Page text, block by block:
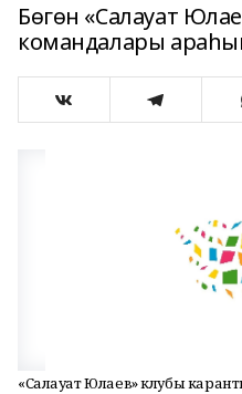
Бөгөн «Салауат
командалары
«Салауат Юлаев» клубы